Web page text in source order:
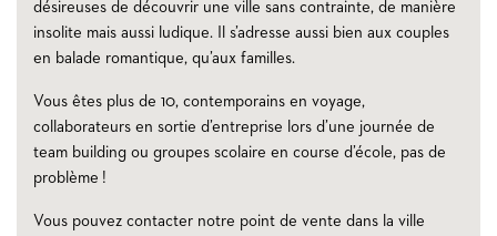
désireuses de découvrir une ville sans contrainte, de manière
insolite mais aussi ludique. Il s’adresse aussi bien aux couples
en balade romantique, qu’aux familles.
Vous êtes plus de 10, contemporains en voyage,
collaborateurs en sortie d’entreprise lors d’une journée de
team building ou groupes scolaire en course d’école, pas de
problème !
Vous pouvez contacter notre point de vente dans la ville